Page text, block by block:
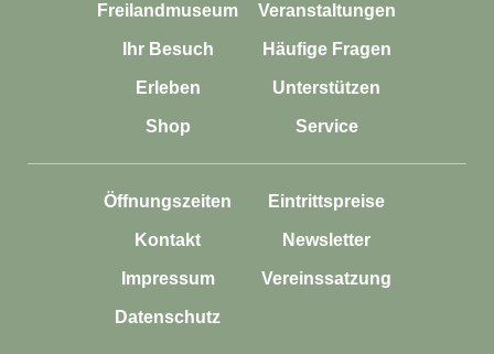
Freilandmuseum Veranstaltungen
Ihr Besuch Häufige Fragen
Erleben Unterstützen
Shop Service
Öffnungszeiten Eintrittspreise
Kontakt Newsletter
Impressum Vereinssatzung
Datenschutz